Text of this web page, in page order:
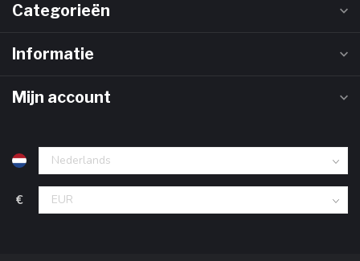
Categorieën
Informatie
Mijn account
€